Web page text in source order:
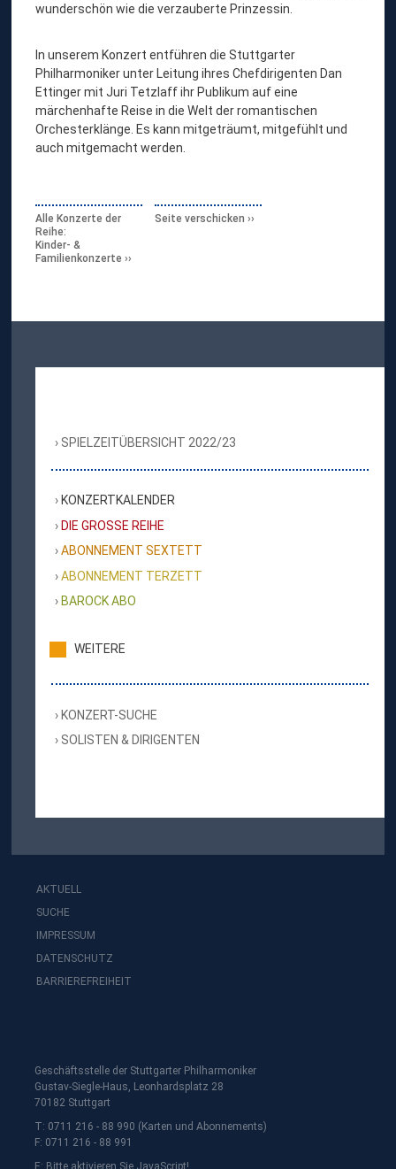
wunderschön wie die verzauberte Prinzessin.
In unserem Konzert entführen die Stuttgarter
Philharmoniker unter Leitung ihres Chefdirigenten Dan
Ettinger mit Juri Tetzlaff ihr Publikum auf eine
märchenhafte Reise in die Welt der romantischen
Orchesterklänge. Es kann mitgeträumt, mitgefühlt und
auch mitgemacht werden.
Alle Konzerte der
Reihe:
Kinder- &
Familienkonzerte
Seite verschicken
SPIELZEITÜBERSICHT 2022/23
KONZERTKALENDER
DIE GROSSE REIHE
ABONNEMENT SEXTETT
ABONNEMENT TERZETT
BAROCK ABO
WEITERE
KONZERT-SUCHE
SOLISTEN & DIRIGENTEN
AKTUELL
SUCHE
IMPRESSUM
DATENSCHUTZ
BARRIEREFREIHEIT
Geschäftsstelle der Stuttgarter Philharmoniker
Gustav-Siegle-Haus, Leonhardsplatz 28
70182 Stuttgart
T: 0711 216 - 88 990 (Karten und Abonnements)
F: 0711 216 - 88 991
E: Bitte aktivieren Sie JavaScript!